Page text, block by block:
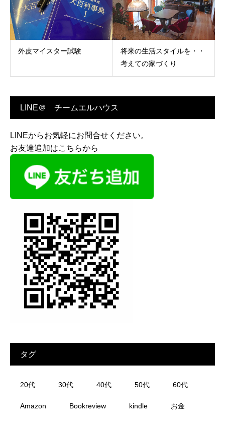
外皮マイスター試験
将来の生活スタイルを・・
考えての家づくり
LINE＠ チームエルハウス
LINEからお気軽にお問合せください。
お友達追加はこちらから
タグ
20代 30代 40代 50代 60代
Amazon Bookreview kindle お金